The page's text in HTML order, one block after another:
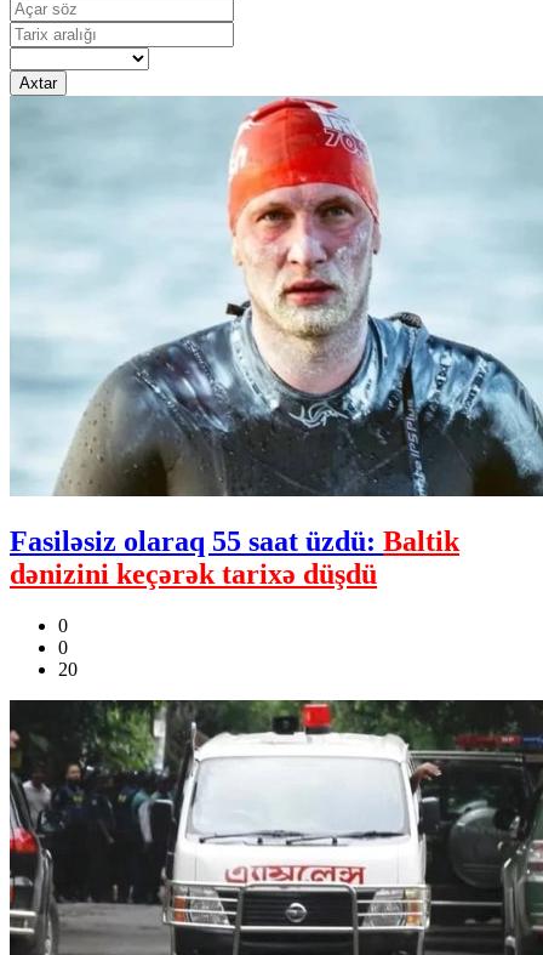
Axtar
Fasiləsiz olaraq 55 saat üzdü: Baltik
dənizini keçərək tarixə düşdü
0
0
20